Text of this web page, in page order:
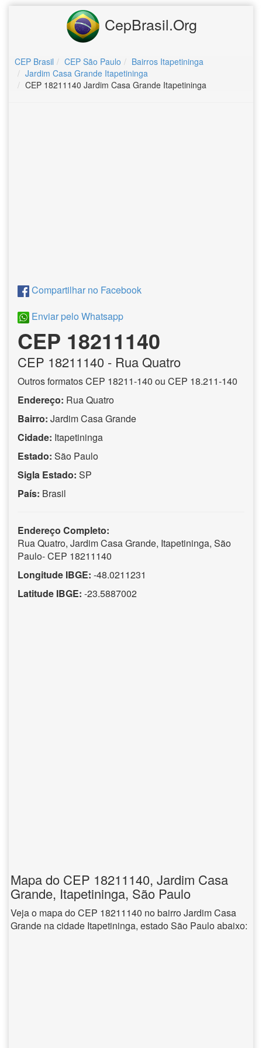
CepBrasil.Org
CEP Brasil CEP São Paulo
Bairros Itapetininga
Jardim Casa Grande Itapetininga
CEP 18211140 Jardim Casa Grande Itapetininga
Compartilhar no Facebook
Enviar pelo Whatsapp
CEP 18211140
CEP 18211140 - Rua Quatro
Outros formatos CEP 18211-140 ou CEP 18.211-140
Endereço: Rua Quatro
Bairro: Jardim Casa Grande
Cidade: Itapetininga
Estado: São Paulo
Sigla Estado: SP
País: Brasil
Endereço Completo:
Rua Quatro, Jardim Casa Grande, Itapetininga, São
Paulo- CEP 18211140
Longitude IBGE: -48.0211231
Latitude IBGE: -23.5887002
Mapa do CEP 18211140, Jardim Casa
Grande, Itapetininga, São Paulo
Veja o mapa do CEP 18211140 no bairro Jardim Casa
Grande na cidade Itapetininga, estado São Paulo abaixo: